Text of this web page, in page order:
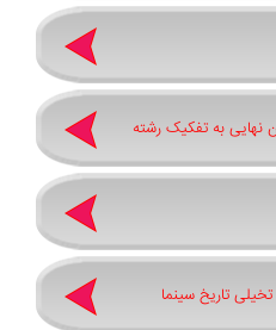
نهایی به تفکیک رشته
تاریخ سینما